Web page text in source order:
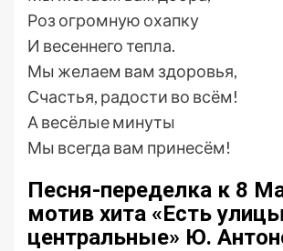
Роз огромную охапку
И весеннего тепла.
Мы желаем вам здоровья,
Счастья, радости во всём!
А весёлые минуты
Мы всегда вам принесём!
Песня-переделка к 8
мотив хита «Есть улицы
центральные» Ю.